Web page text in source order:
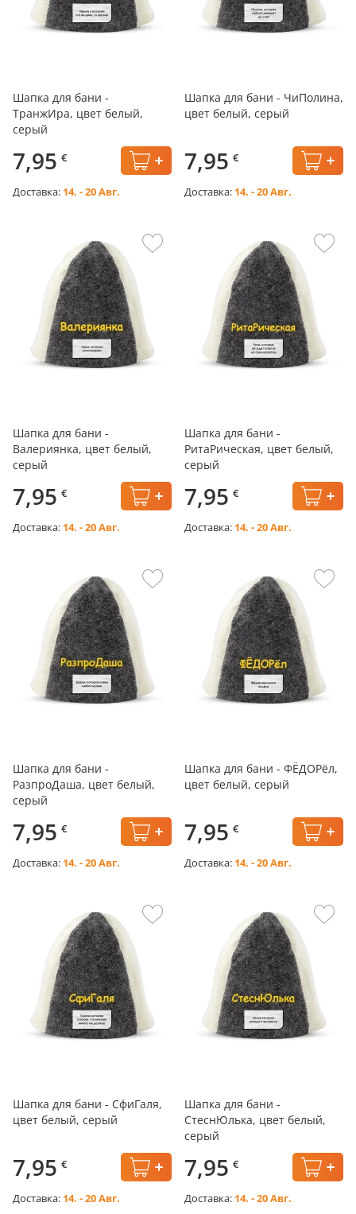
Шапка для бани -
ТранжИра, цвет белый,
серый
7,95 €
Доставка: 14. - 20 Авг.
Шапка для бани - ЧиПолина,
цвет белый, серый
7,95 €
Доставка: 14. - 20 Авг.
Шапка для бани -
Валериянка, цвет белый,
серый
7,95 €
Доставка: 14. - 20 Авг.
Шапка для бани -
РитаРическая, цвет белый,
серый
7,95 €
Доставка: 14. - 20 Авг.
Шапка для бани -
РазпроДаша, цвет белый,
серый
7,95 €
Доставка: 14. - 20 Авг.
Шапка для бани - ФЁДОРёл,
цвет белый, серый
7,95 €
Доставка: 14. - 20 Авг.
Шапка для бани - СфиГаля,
цвет белый, серый
7,95 €
Доставка: 14. - 20 Авг.
Шапка для бани -
СтеснЮлька, цвет белый,
серый
7,95 €
Доставка: 14. - 20 Авг.